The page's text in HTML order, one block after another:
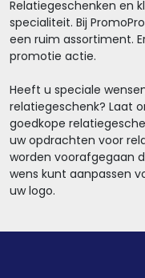
Relatiegeschenken en
specialiteit. Bij
een ruim assortiment.
promotie actie.
Heeft u speciale
relatiegeschenk? Laat
goedkope
uw opdrachten voor
worden voorafgegaan
wens kunt aanpassen
uw logo.